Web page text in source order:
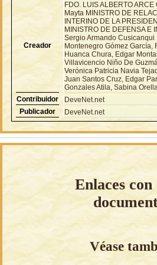
Creador
FDO. LUIS ALBERTO
Mayta MINISTRO DE
INTERINO DE LA
MINISTRO DE DEFENSA E
Sergio Armando
Montenegro Gómez García,
Huanca Chura, Edgar
Villavicencio Niño De
Verónica Patricia Navia
Juan Santos Cruz, Edgar
Gonzales Atila, Sabina
Contribuidor
DeveNet.net
Publicador
DeveNet.net
Enlaces
Véase